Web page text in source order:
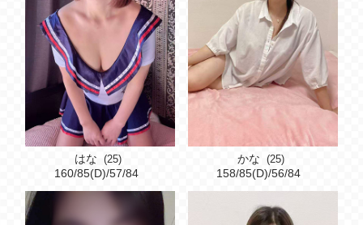
はな (25)
160/85(D)/57/84
かな (25)
158/85(D)/56/84